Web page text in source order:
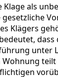
Klage als
Klägers
dass
unter